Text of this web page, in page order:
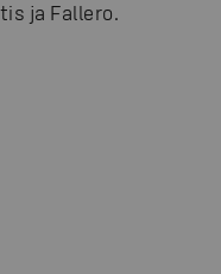
ja Fallero.